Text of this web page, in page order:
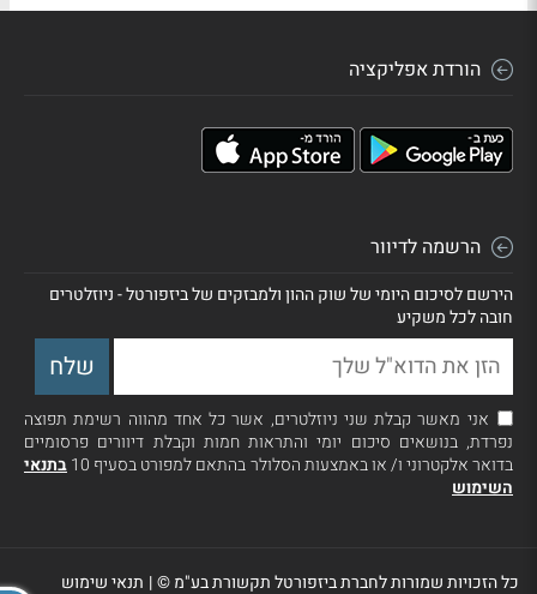
הורדת אפליקציה
הרשמה לדיוור
הירשם לסיכום היומי של שוק ההון ולמבזקים של ביזפורטל - ניוזלטרים
חובה לכל משקיע
אני מאשר קבלת שני ניוזלטרים, אשר כל אחד מהווה רשימת תפוצה
נפרדת, בנושאים סיכום יומי והתראות חמות וקבלת דיוורים פרסומיים
בדואר אלקטרוני ו/ או באמצעות הסלולר בהתאם למפורט בסעיף 10
בתנאי
השימוש
כל הזכויות שמורות לחברת ביזפורטל תקשורת בע"מ ©| תנאי שימוש